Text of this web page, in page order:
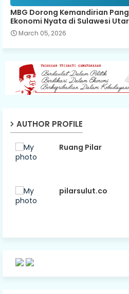
MBG Dorong Kemandirian
Ekonomi Nyata di Sulawesi
March 05, 2026
AUTHOR PROFILE
Ruang Pilar
pilarsulut.co